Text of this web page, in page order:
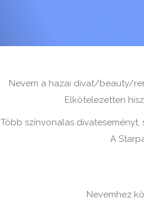
Nevem a hazai divat/beauty/
Elkötelezetten
Több színvonalas
A
Nevemhez